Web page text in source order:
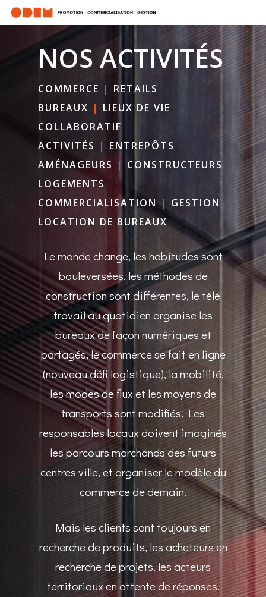
NOS ACTIVITÉS
COMMERCE | RETAILS
BUREAUX | LIEUX DE VIE
COLLABORATIF
ACTIVITÉS | ENTREPÔTS
AMÉNAGEURS | CONSTRUCTEURS
LOGEMENTS
COMMERCIALISATION | GESTION
LOCATION DE BUREAUX
Le monde change, les habitudes sont
bouleversées, les méthodes de
construction sont différentes, le télé
travail au quotidien organise les
bureaux de façon numériques et
partagés, le commerce se fait en ligne
(nouveau défi logistique), la mobilité,
les modes de flux et les moyens de
transports sont modifiés.Les
responsables locaux doivent imaginés
les parcours marchands des futurs
centres ville, et organiser le modèle du
commerce de demain.
Mais les clients sont toujours en
recherche de produits, les acheteurs en
recherche de projets, les acteurs
territoriaux en attente de réponses.